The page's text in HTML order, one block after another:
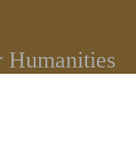
Humanities